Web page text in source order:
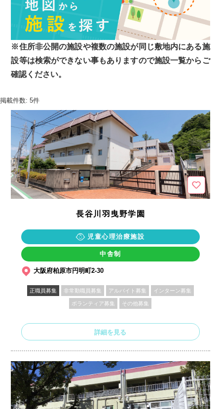
※住所非公開の施設や複数の施設が同じ敷地内にある施
設等は検索ができない事もありますので施設一覧からご
確認ください。
掲載件数: 5件
長谷川羽曳野学園
児童心理治療施設
中舎制
大阪府柏原市円明町2-30
正職員募集 非常勤職員募集 アルバイト募集 インターン募集
ボランティア募集 その他募集
詳細を見る